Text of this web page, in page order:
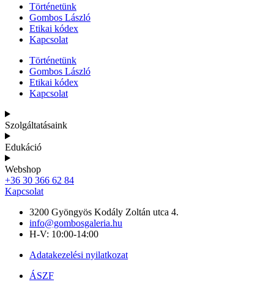
Történetünk
Gombos László
Etikai kódex
Kapcsolat
Történetünk
Gombos László
Etikai kódex
Kapcsolat
Szolgáltatásaink
Edukáció
Webshop
+36 30 366 62 84
Kapcsolat
3200 Gyöngyös Kodály Zoltán utca 4.
info@gombosgaleria.hu
H-V: 10:00-14:00
Adatakezelési nyilatkozat
ÁSZF